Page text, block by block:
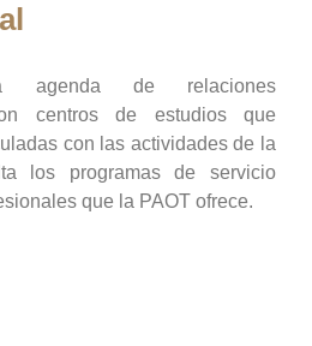
agenda de relaciones
centros de estudios que
con las actividades de la
los programas de servicio
que la PAOT ofrece.